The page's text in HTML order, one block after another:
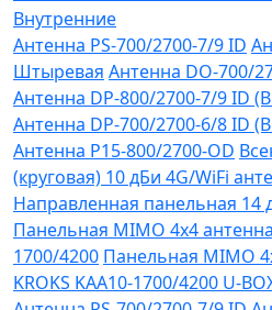
Внутренние
Антенна PS-700/2700-7/9 ID
Штыревая Антенна DO-700/
Антенна DP-800/2700-7/9 ID
Антенна DP-700/2700-6/8 ID
Антенна P15-800/2700-OD
(круговая) 10 дБи 4G/WiFi
Направленная панельная 14
Панельная MIMO 4x4
1700/4200 Панельная MIMO
KROKS KAA10-1700/4200 U-